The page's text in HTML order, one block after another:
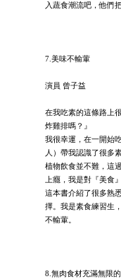
入蔬食潮流吧，他們
7.美味不輸葷
演員 曾子益
在我吃素的這條路上
炸雞排嗎？』
我很幸運，在一開始
人）帶我認識了很多
植物飲食並不難，這
上癮，我是對『美食
這本書介紹了很多熟
擇。我是素食練習生
不輸葷。
8.無肉食材充滿無限